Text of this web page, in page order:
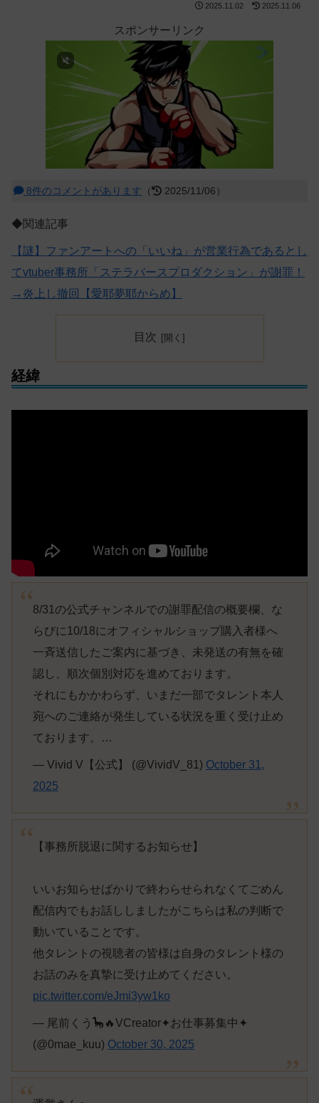
2025.11.02 2025.11.06
スポンサーリンク
8件のコメントがあります （ 2025/11/06）
◆関連記事
【謎】ファンアートへの「いいね」が営業行為であるとし
てvtuber事務所「ステラバースプロダクション」が謝罪！
→炎上し撤回【愛耶夢耶からめ】
目次
経緯
8/31の公式チャンネルでの謝罪配信の概要欄、な
らびに10/18にオフィシャルショップ購入者様へ
一斉送信したご案内に基づき、未発送の有無を確
認し、順次個別対応を進めております。
それにもかかわらず、いまだ一部でタレント本人
宛へのご連絡が発生している状況を重く受け止め
ております。…
— Vivid V【公式】 (@VividV_81) October 31,
2025
【事務所脱退に関するお知らせ】
いいお知らせばかりで終わらせられなくてごめん
配信内でもお話ししましたがこちらは私の判断で
動いていることです。
他タレントの視聴者の皆様は自身のタレント様の
お話のみを真摯に受け止めてください。
pic.twitter.com/eJmi3yw1ko
— 尾前くう🦕🔥VCreator✦お仕事募集中✦
(@0mae_kuu) October 30, 2025